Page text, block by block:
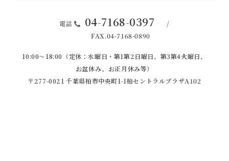
電話 04-7168-0397
/
FAX.04-7168-0890
10:00〜18:00（定休：水曜日・第1第2日曜日、第3第4火曜日、
お盆休み、お正月休み等）
〒277-0021 千葉県柏市中央町1-1柏セントラルプラザA102